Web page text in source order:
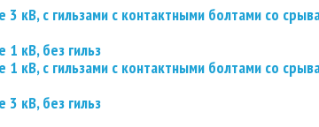
3 кВ, с гильзами с контактными болтами со
1 кВ, без гильз
1 кВ, с гильзами с контактными болтами со
3 кВ, без гильз